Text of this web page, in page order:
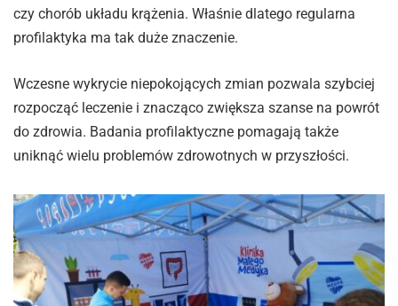
czy chorób układu krążenia. Właśnie dlatego regularna
profilaktyka ma tak duże znaczenie.
Wczesne wykrycie niepokojących zmian pozwala szybciej
rozpocząć leczenie i znacząco zwiększa szanse na powrót
do zdrowia. Badania profilaktyczne pomagają także
uniknąć wielu problemów zdrowotnych w przyszłości.